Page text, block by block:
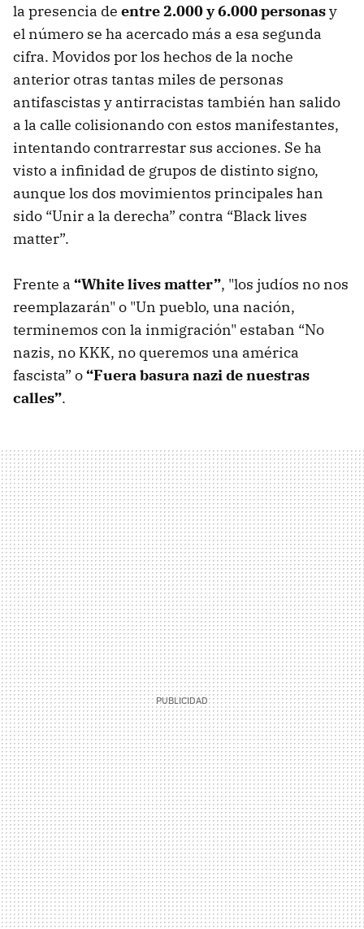
la presencia de entre 2.000 y 6.000 personasy
el número se ha acercado más a esa segunda
cifra. Movidos por los hechos de la noche
anterior otras tantas miles de personas
antifascistas y antirracistas también han salido
a la calle colisionando con estos manifestantes,
intentando contrarrestar sus acciones. Se ha
visto a infinidad de grupos de distinto signo,
aunque los dos movimientos principales han
sido “Unir a la derecha” contra “Black lives
matter”.
Frente a “White lives matter”, "los judíos no nos
reemplazarán" o "Un pueblo, una nación,
terminemos con la inmigración" estaban “No
nazis, no KKK, no queremos una américa
fascista” o“Fuera basura nazi de nuestras
calles”.